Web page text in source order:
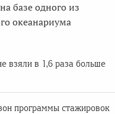
базе одного из
океанариума
взяли в 1,6 раза больше
программы стажировок